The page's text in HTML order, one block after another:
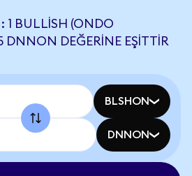
BULLISH (ONDO
DNNON DEĞERINE EŞITTIR
BLSHON
DNNON